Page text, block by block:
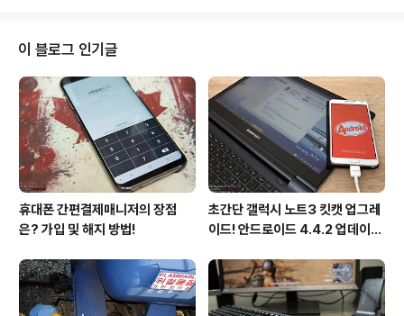
다. "빡세게 굴려주마!" 강인한 인상과 탄탄한 체격의 소유
자인 그의 별명은 탱크이다. 그야말로 강한 군대를 표방하
는 육군상을 전 세계에 알리는 육군홍보대사로서 최적의
인물이 아닌가 싶다. 실제로 그는 1990년에 입대하여 31
사단에서 단기사병으로 군복무를 하였으며 해안초소에서
경계근무를 서다 소총으로 ..
이 블로그 인기글
휴대폰 간편결제매니저의 장점
은? 가입 및 해지 방법!
초간단 갤럭시 노트3 킷캣 업그레
이드! 안드로이드 4.4.2 업데이트